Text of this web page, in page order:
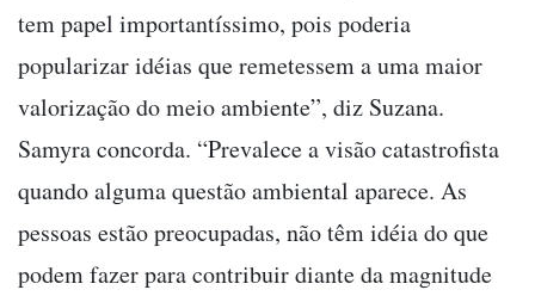
tem papel importantíssimo, pois poderia
popularizar idéias que remetessem a uma maior
valorização do meio ambiente”, diz Suzana.
Samyra concorda. “Prevalece a visão catastrofista
quando alguma questão ambiental aparece. As
pessoas estão preocupadas, não têm idéia do que
podem fazer para contribuir diante da magnitude